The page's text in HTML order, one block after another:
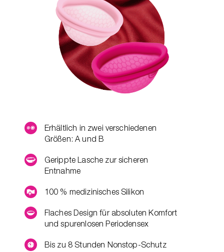
Erhältlich in zwei verschiedenen
Größen: A und B
Gerippte Lasche zur sicheren
Entnahme
100 % medizinisches Silikon
Flaches Design für absoluten Komfort
und spurenlosen Periodensex
Bis zu 8 Stunden Nonstop-Schutz